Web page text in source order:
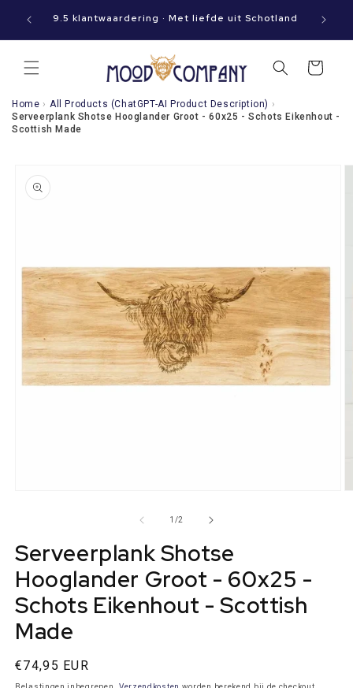
naar de
jouw 9.5 klantwaardering · Met liefde uit Schotland
Winkelwagen
Home › All Products (ChatGPT-AI Product Description) ›
Serveerplank Shotse Hooglander Groot - 60x25 - Schots Eikenhout -
Scottish Made
1 /van
2
Serveerplank Shotse
Hooglander Groot - 60x25 -
Schots Eikenhout - Scottish
Made
Normale
prijs
€74,95 EUR